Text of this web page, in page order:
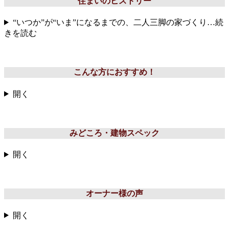
“いつか”が“いま”になるまでの、二人三脚の家づくり…続
きを読む
こんな方におすすめ！
開く
みどころ・建物スペック
開く
オーナー様の声
開く